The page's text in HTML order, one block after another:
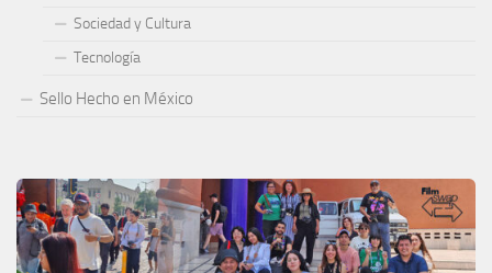
Sociedad y Cultura
Tecnología
Sello Hecho en México